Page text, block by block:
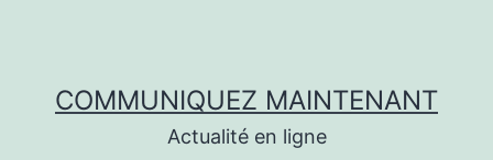
COMMUNIQUEZ MAINTENANT
Actualité en ligne